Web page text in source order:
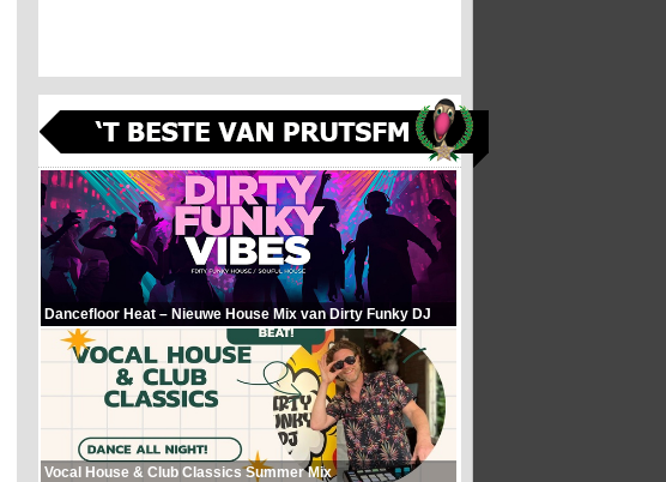
Dancefloor Heat – Nieuwe House Mix van Dirty Funky DJ
Vocal House & Club Classics Summer Mix